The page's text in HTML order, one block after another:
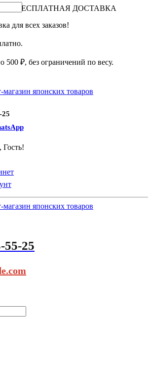
БЕСПЛАТНАЯ ДОСТАВКА
для всех заказов!
500 ₽, без ограничений по весу.
25
Гость!
55-25